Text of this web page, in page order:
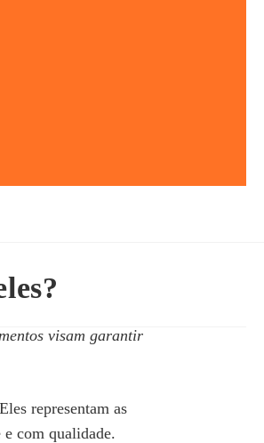
visam garantir
representam as
com qualidade.